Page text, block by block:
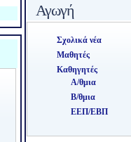
Αγωγή
Σχολικά νέα
Μαθητές
Καθηγητές
Α/θμια
Β/θμια
ΕΕΠ/ΕΒΠ